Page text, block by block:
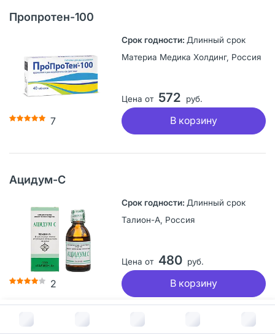
В корзину за
Пропротен-100
7
Длинный срок
Материа Медика Холдинг, Россия
Цена от 572 руб.
В корзину
Ацидум-С
2
Длинный срок
Талион-А, Россия
Цена от 480 руб.
В корзину